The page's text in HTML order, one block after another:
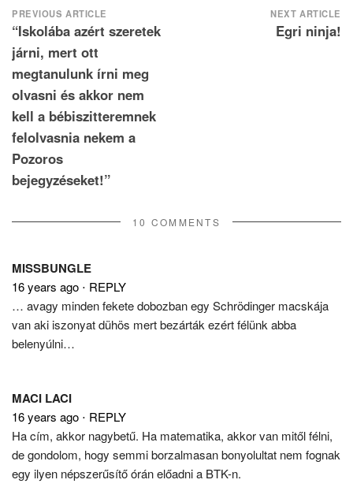
Post
navigation
PREVIOUS ARTICLE
“Iskolába azért szeretek
járni, mert ott
megtanulunk írni meg
olvasni és akkor nem
kell a bébiszitteremnek
felolvasnia nekem a
Pozoros
bejegyzéseket!”
NEXT ARTICLE
Egri ninja!
10 COMMENTS
MISSBUNGLE
16 years ago ⋅ REPLY
… avagy minden fekete dobozban egy Schrödinger macskája
van aki iszonyat dühös mert bezárták ezért félünk abba
belenyúlni…
MACI LACI
16 years ago ⋅ REPLY
Ha cím, akkor nagybetű. Ha matematika, akkor van mitől félni,
de gondolom, hogy semmi borzalmasan bonyolultat nem fognak
egy ilyen népszerűsítő órán előadni a BTK-n.